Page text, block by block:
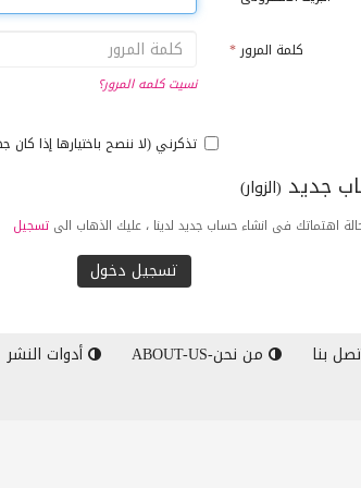
كلمة المرور *
نسيت كلمه المرور؟
تذكرني (لا ننصح باختيارها إذا كان جهازًك مشتركًا)
جديد (الزوار)
اهتماتك فى انشاء حساب جديد لدينا ، عليك الذهاب الىتسجيل
بنا من نحن-ABOUT-US أدوات النشر